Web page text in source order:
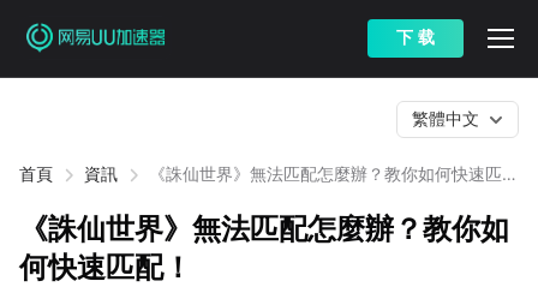
下 载
首頁 資訊
《誅仙世界》無法匹配怎麼辦？教你如何快速匹
繁體中文
《誅仙世界》無法匹配怎麼辦？教你如
何快速匹配！